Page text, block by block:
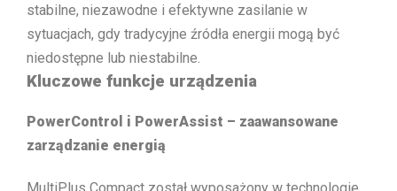
stabilne, niezawodne i efektywne zasilanie w
sytuacjach, gdy tradycyjne źródła energii mogą być
niedostępne lub niestabilne.
Kluczowe funkcje urządzenia
PowerControl i PowerAssist – zaawansowane
zarządzanie energią